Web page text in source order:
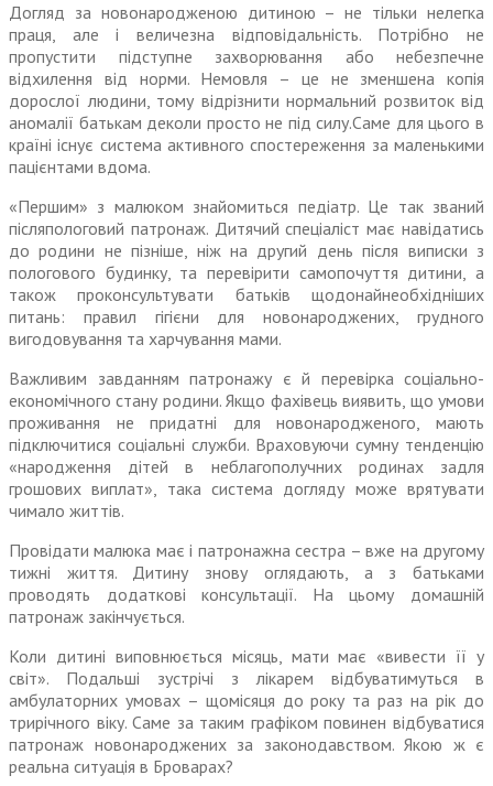
Догляд за новонародженою дитиною – не тільки нелегка
праця, але і величезна відповідальність. Потрібно не
пропустити підступне захворювання або небезпечне
відхилення від норми. Немовля – це не зменшена копія
дорослої людини, тому відрізнити нормальний розвиток від
аномалії батькам деколи просто не під силу.Саме для цього в
країні існує система активного спостереження за маленькими
пацієнтами вдома.
«Першим» з малюком знайомиться педіатр. Це так званий
післяпологовий патронаж. Дитячий спеціаліст має навідатись
до родини не пізніше, ніж на другий день після виписки з
пологового будинку, та перевірити самопочуття дитини, а
також проконсультувати батьків щодонайнеобхідніших
питань: правил гігієни для новонароджених, грудного
вигодовування та харчування мами.
Важливим завданням патронажу є й перевірка соціально-
економічного стану родини. Якщо фахівець виявить, що умови
проживання не придатні для новонародженого, мають
підключитися соціальні служби. Враховуючи сумну тенденцію
«народження дітей в неблагополучних родинах задля
грошових виплат», така система догляду може врятувати
чимало життів.
Провідати малюка має і патронажна сестра – вже на другому
тижні життя. Дитину знову оглядають, а з батьками
проводять додаткові консультації. На цьому домашній
патронаж закінчується.
Коли дитині виповнюється місяць, мати має «вивести її у
світ». Подальші зустрічі з лікарем відбуватимуться в
амбулаторних умовах – щомісяця до року та раз на рік до
трирічного віку. Саме за таким графіком повинен відбуватися
патронаж новонароджених за законодавством. Якою ж є
реальна ситуація в Броварах?